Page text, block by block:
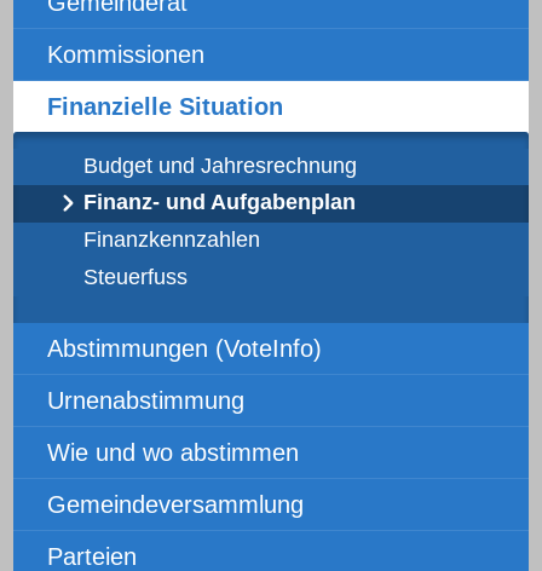
Kommissionen
Finanzielle Situation
Budget und Jahresrechnung
Finanz- und Aufgabenplan
Finanzkennzahlen
Steuerfuss
Abstimmungen (VoteInfo)
Urnenabstimmung
Wie und wo abstimmen
Gemeindeversammlung
Parteien